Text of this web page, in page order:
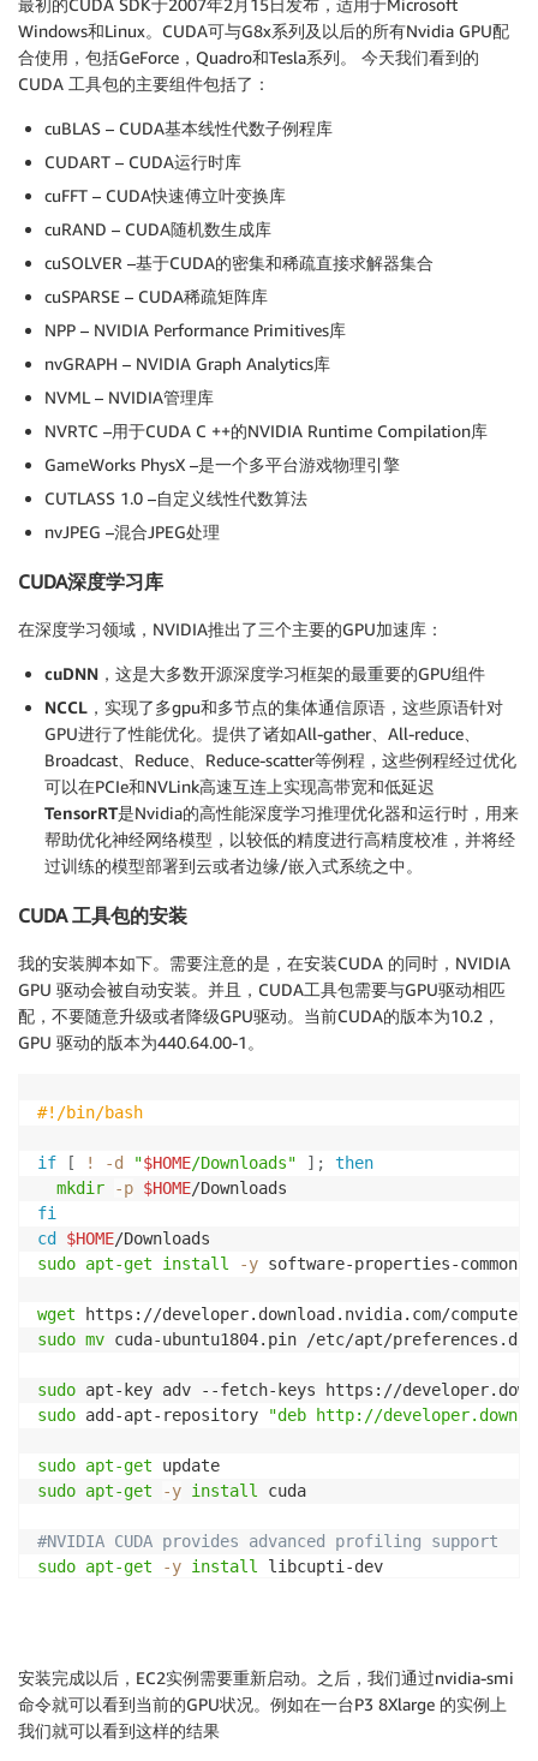
最初的CUDA SDK于2007年2月15日发布，适用于Microsoft
Windows和Linux。CUDA可与G8x系列及以后的所有Nvidia GPU配
合使用，包括GeForce，Quadro和Tesla系列。 今天我们看到的
CUDA 工具包的主要组件包括了：
cuBLAS – CUDA基本线性代数子例程库
CUDART – CUDA运行时库
cuFFT – CUDA快速傅立叶变换库
cuRAND – CUDA随机数生成库
cuSOLVER –基于CUDA的密集和稀疏直接求解器集合
cuSPARSE – CUDA稀疏矩阵库
NPP – NVIDIA Performance Primitives库
nvGRAPH – NVIDIA Graph Analytics库
NVML – NVIDIA管理库
NVRTC –用于CUDA C ++的NVIDIA Runtime Compilation库
GameWorks PhysX –是一个多平台游戏物理引擎
CUTLASS 1.0 –自定义线性代数算法
nvJPEG –混合JPEG处理
CUDA深度学习库
在深度学习领域，NVIDIA推出了三个主要的GPU加速库：
cuDNN ，这是大多数开源深度学习框架的最重要的GPU组件
NCCL ，实现了多gpu和多节点的集体通信原语，这些原语针对
GPU进行了性能优化。提供了诸如All-gather、All-reduce、
Broadcast、Reduce、Reduce-scatter等例程，这些例程经过优化
可以在PCIe和NVLink高速互连上实现高带宽和低延迟
TensorRT是Nvidia的高性能深度学习推理优化器和运行时，用来
帮助优化神经网络模型，以较低的精度进行高精度校准，并将经
过训练的模型部署到云或者边缘/嵌入式系统之中。
CUDA 工具包的安装
我的安装脚本如下。需要注意的是，在安装CUDA 的同时，NVIDIA
GPU 驱动会被自动安装。并且，CUDA工具包需要与GPU驱动相匹
配，不要随意升级或者降级GPU驱动。当前CUDA的版本为10.2，
GPU 驱动的版本为440.64.00-1。
#!/bin/bash
if [ ! -d "$HOME/Downloads" ] ;
then
mkdir
-p $HOME
fi
cd
$HOME
sudo apt-get install -y software-properties-common
wget https://developer.download.nvidia.com/compute/
sudo mv cuda-ubuntu1804.pin /etc/apt/preferences.d/
sudo
sudo add-apt-repository "deb http://
sudo apt-get
sudo apt-get -y install cuda
#NVIDIA CUDA provides advanced profiling support
sudo apt-get -y install libcupti-dev
#Nvidia cuda toolkit
LD_LIBRARY_PATH= ${LD_LIBRARY_PATH} :/usr/local/cuda/
export PATH=\$PATH
:/usr/local/cuda/bin
EOT
安装完成以后，EC2实例需要重新启动。之后，我们通过nvidia-smi
命令就可以看到当前的GPU状况。例如在一台P3 8Xlarge 的实例上
我们就可以看到这样的结果